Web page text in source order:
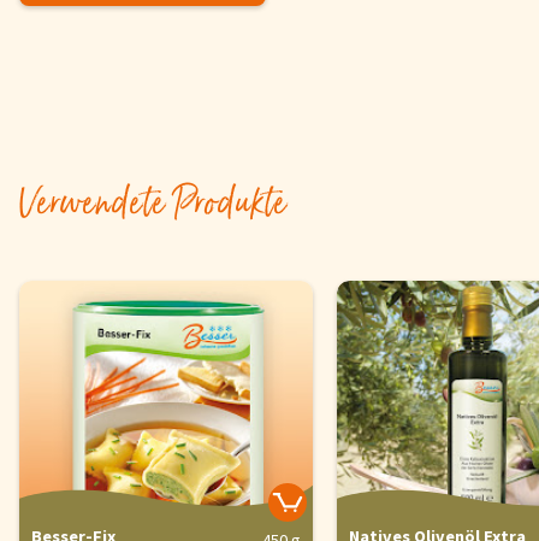
Verwendete Produkte
Besser-Fix Natives Olivenöl Extra